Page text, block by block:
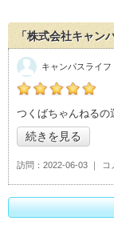
「株式会社キャン
の「株式会社キャ
続きを見る
訪問 2022-06-03 コ
キャンパスライフ